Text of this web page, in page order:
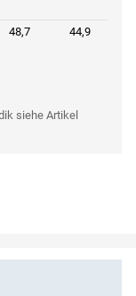
48,7 44,9
siehe Artikel